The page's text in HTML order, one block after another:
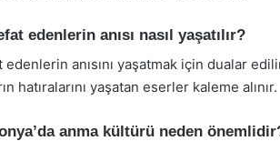
edenlerin anısı nasıl yaşatılır?
edenlerin anısını yaşatmak için dualar
hatıralarını yaşatan eserler kaleme alınır.
anma kültürü neden